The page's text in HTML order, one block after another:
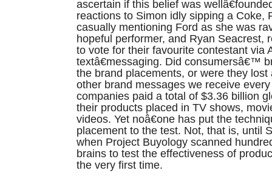
ascertain if this belief was
reactions to Simon idly sipping a Coke,
casually mentioning Ford as she was
hopeful performer, and Ryan Seacrest,
to vote for their favourite contestant via
textâ€messaging. Did consumersâ€™
the brand placements, or were they lost
other brand messages we receive
companies paid a total of $3.36 billion
their products placed in TV shows,
videos. Yet noâ€one has put the
placement to the test. Not, that is, until
when Project Buyology scanned
brains to test the effectiveness of
the very first time.